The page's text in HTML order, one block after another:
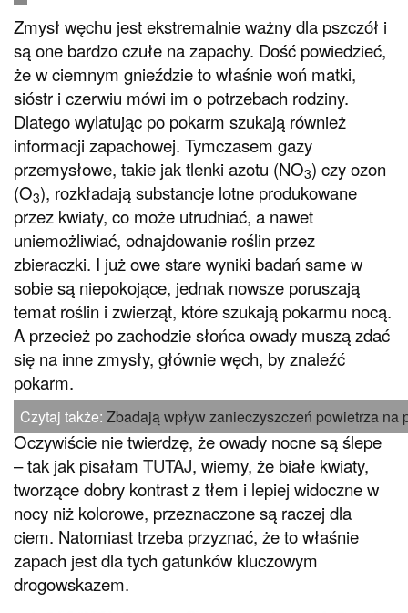
Zmysł węchu jest ekstremalnie ważny dla pszczół i
są one bardzo czułe na zapachy. Dość powiedzieć,
że w ciemnym gnieździe to właśnie woń matki,
sióstr i czerwiu mówi im o potrzebach rodziny.
Dlatego wylatując po pokarm szukają również
informacji zapachowej. Tymczasem gazy
przemysłowe, takie jak tlenki azotu (NO3) czy ozon
(O3), rozkładają substancje lotne produkowane
przez kwiaty, co może utrudniać, a nawet
uniemożliwiać, odnajdowanie roślin przez
zbieraczki. I już owe stare wyniki badań same w
sobie są niepokojące, jednak nowsze poruszają
temat roślin i zwierząt, które szukają pokarmu nocą.
A przecież po zachodzie słońca owady muszą zdać
się na inne zmysły, głównie węch, by znaleźć
pokarm.
Czytaj także:Zbadają wpływ zanieczyszczeń powietrza na
Oczywiście nie twierdzę, że owady nocne są ślepe
– tak jak pisałam TUTAJ, wiemy, że białe kwiaty,
tworzące dobry kontrast z tłem i lepiej widoczne w
nocy niż kolorowe, przeznaczone są raczej dla
ciem. Natomiast trzeba przyznać, że to właśnie
zapach jest dla tych gatunków kluczowym
drogowskazem.